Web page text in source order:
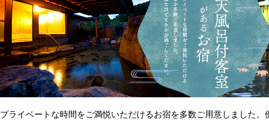
プライベートな時間をご満悦いただけるお宿を多数ご用意しました。